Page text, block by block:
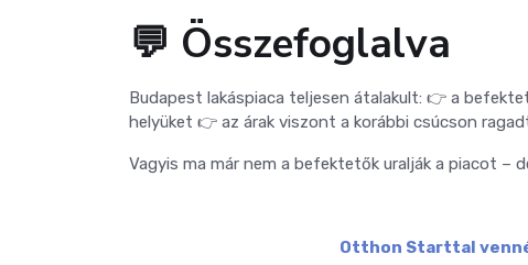
💬 Összefoglalva
Budapest lakáspiaca teljesen átalakult: 👉 a
helyüket 👉 az árak viszont a korábbi csúcson
Vagyis ma már nem a befektetők uralják a piacot –
Otthon Starttal